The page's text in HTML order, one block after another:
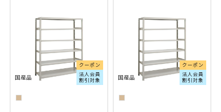
クーポン
法人会員
割引対象
国産品
クーポン
法人会員
割引対象
国産品